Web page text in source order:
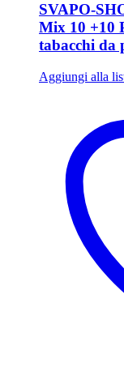
SVAPO-
Mix 10 +10
tabacchi da
Aggiungi alla